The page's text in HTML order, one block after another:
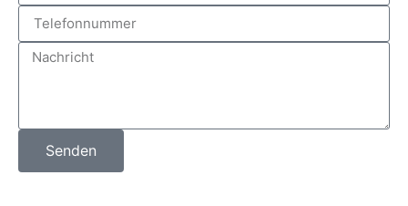
Senden